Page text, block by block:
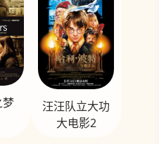
梦
汪汪队立大功
大电影2